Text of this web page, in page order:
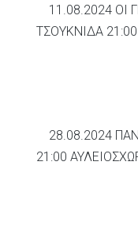
11.08.2024 ΟΙ
ΤΣΟΥΚΝΙΔΑ 21:00
28.08.2024
21:00